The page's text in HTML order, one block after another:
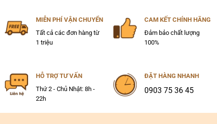
MIỄN PHÍ VẬN CHUYỂN
Tất cả các đơn hàng từ
1 triệu
CAM KẾT CHÍNH HÃNG
Đảm bảo chất lượng
100%
HỖ TRỢ TƯ VẤN
Thứ 2 - Chủ Nhật: 8h -
22h
ĐẶT HÀNG NHANH
0903 75 36 45